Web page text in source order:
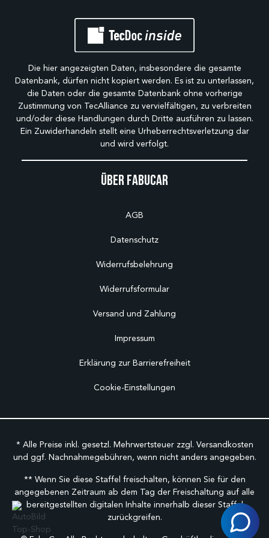
Über Fabucar
AGB
Datenschutz
Widerrufsbelehrung
Widerrufsformular
Versand und Zahlung
Impressum
Erklärung zur Barrierefreiheit
Cookie-Einstellungen
Die hier angezeigten Daten, insbesondere die gesamte
Datenbank, dürfen nicht kopiert werden. Es ist zu unterlassen,
die Daten oder die gesamte Datenbank ohne vorherige
Zustimmung von TecAlliance zu vervielfältigen, zu verbreiten
und/oder diese Handlungen durch Dritte ausführen zu lassen.
Ein Zuwiderhandeln stellt eine Urheberrechtsverletzung dar
und wird verfolgt.
* Alle Preise inkl. gesetzl. Mehrwertsteuer zzgl. Versandkosten
und ggf. Nachnahmegebühren, wenn nicht anders angegeben.
** Wenn Sie diese Staffel freischalten, können Sie für den
angegebenen Zeitraum ab dem Tag der Freischaltung auf alle
bereitgestellten digitalen Inhalte innerhalb dieser Staffel
zurückgreifen.